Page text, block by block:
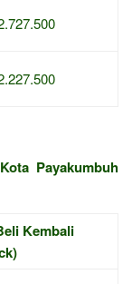
Kota Payakumbuh
Kembali